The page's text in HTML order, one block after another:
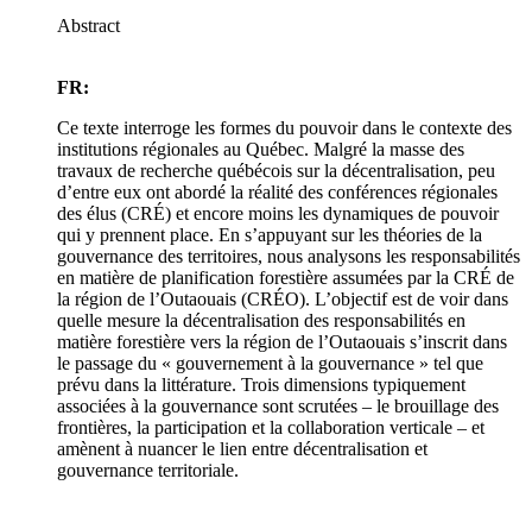
Abstract
FR:
Ce texte interroge les formes du pouvoir dans le contexte des
institutions régionales au Québec. Malgré la masse des
travaux de recherche québécois sur la décentralisation, peu
d’entre eux ont abordé la réalité des conférences régionales
des élus (CRÉ) et encore moins les dynamiques de pouvoir
qui y prennent place. En s’appuyant sur les théories de la
gouvernance des territoires, nous analysons les responsabilités
en matière de planification forestière assumées par la CRÉ de
la région de l’Outaouais (CRÉO). L’objectif est de voir dans
quelle mesure la décentralisation des responsabilités en
matière forestière vers la région de l’Outaouais s’inscrit dans
le passage du « gouvernement à la gouvernance » tel que
prévu dans la littérature. Trois dimensions typiquement
associées à la gouvernance sont scrutées – le brouillage des
frontières, la participation et la collaboration verticale – et
amènent à nuancer le lien entre décentralisation et
gouvernance territoriale.